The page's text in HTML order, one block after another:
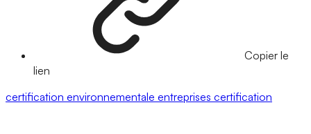
Copier le
lien
certification environnementale entreprises certification